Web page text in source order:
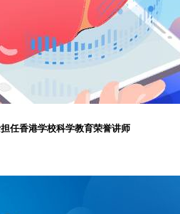
任香港学校科学教育荣誉讲师